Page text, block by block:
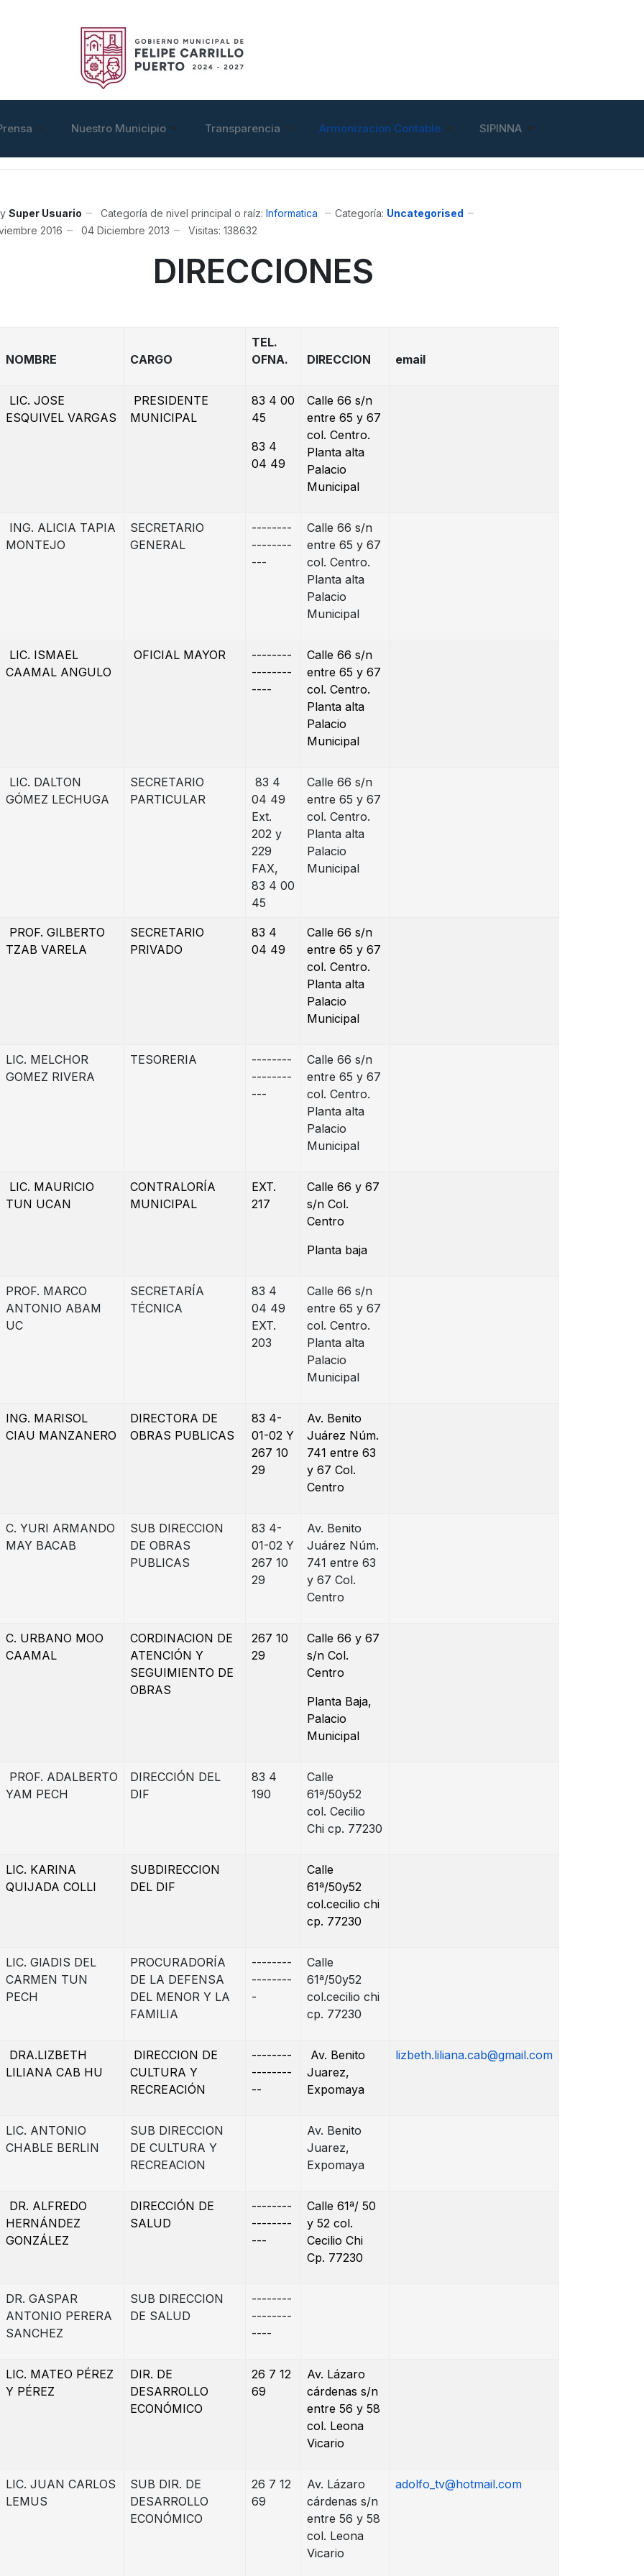
Nuestro Municipio Transparencia Armonizacion Contable SIPINNA
Super Usuario Categoría de nivel principal o raíz: Informatica Categoría: Uncategorised
2016
04 Diciembre 2013 Visitas: 138632
DIRECCIONES
NOMBRE CARGO
TEL.
OFNA.
DIRECCION email
LIC. JOSE
ESQUIVEL VARGAS
PRESIDENTE
MUNICIPAL
83 4 00
45
83 4
04 49
Calle 66 s/n
entre 65 y 67
col. Centro.
Planta alta
Palacio
Municipal
ING. ALICIA TAPIA
MONTEJO
SECRETARIO
GENERAL
--------
--------
---
Calle 66 s/n
entre 65 y 67
col. Centro.
Planta alta
Palacio
Municipal
LIC. ISMAEL
CAAMAL ANGULO
OFICIAL MAYOR
--------
--------
----
Calle 66 s/n
entre 65 y 67
col. Centro.
Planta alta
Palacio
Municipal
LIC. DALTON
GÓMEZ LECHUGA
SECRETARIO
PARTICULAR
83 4
04 49
Ext.
202 y
229
FAX,
83 4 00
45
Calle 66 s/n
entre 65 y 67
col. Centro.
Planta alta
Palacio
Municipal
PROF. GILBERTO
TZAB VARELA
SECRETARIO
PRIVADO
83 4
04 49
Calle 66 s/n
entre 65 y 67
col. Centro.
Planta alta
Palacio
Municipal
LIC. MELCHOR
GOMEZ RIVERA
TESORERIA
--------
--------
---
Calle 66 s/n
entre 65 y 67
col. Centro.
Planta alta
Palacio
Municipal
LIC. MAURICIO
TUN UCAN
CONTRALORÍA
MUNICIPAL
EXT.
217
Calle 66 y 67
s/n Col.
Centro
Planta baja
PROF. MARCO
ANTONIO ABAM
UC
SECRETARÍA
TÉCNICA
83 4
04 49
EXT.
203
Calle 66 s/n
entre 65 y 67
col. Centro.
Planta alta
Palacio
Municipal
ING. MARISOL
CIAU MANZANERO
DIRECTORA DE
OBRAS PUBLICAS
83 4-
01-02 Y
267 10
29
Av. Benito
Juárez Núm.
741 entre 63
y 67 Col.
Centro
C. YURI ARMANDO
MAY BACAB
SUB DIRECCION
DE OBRAS
PUBLICAS
83 4-
01-02 Y
267 10
29
Av. Benito
Juárez Núm.
741 entre 63
y 67 Col.
Centro
C. URBANO MOO
CAAMAL
CORDINACION DE
ATENCIÓN Y
SEGUIMIENTO DE
OBRAS
267 10
29
Calle 66 y 67
s/n Col.
Centro
Planta Baja,
Palacio
Municipal
PROF. ADALBERTO
YAM PECH
DIRECCIÓN DEL
DIF
83 4
190
Calle
61ª/50y52
col. Cecilio
Chi cp. 77230
LIC. KARINA
QUIJADA COLLI
SUBDIRECCION
DEL DIF
Calle
61ª/50y52
col.cecilio chi
cp. 77230
LIC. GlADIS DEL
CARMEN TUN
PECH
PROCURADORÍA
DE LA DEFENSA
DEL MENOR Y LA
FAMILIA
--------
--------
-
Calle
61ª/50y52
col.cecilio chi
cp. 77230
DRA.LIZBETH
LILIANA CAB HU
DIRECCION DE
CULTURA Y
RECREACIÓN
--------
--------
--
Av. Benito
Juarez,
Expomaya
lizbeth.liliana.cab@gmail.com
LIC. ANTONIO
CHABLE BERLIN
SUB DIRECCION
DE CULTURA Y
RECREACION
Av. Benito
Juarez,
Expomaya
DR. ALFREDO
HERNÁNDEZ
GONZÁLEZ
DIRECCIÓN DE
SALUD
--------
--------
---
Calle 61ª/ 50
y 52 col.
Cecilio Chi
Cp. 77230
DR. GASPAR
ANTONIO PERERA
SANCHEZ
SUB DIRECCION
DE SALUD
--------
--------
----
LIC. MATEO PÉREZ
Y PÉREZ
DIR. DE
DESARROLLO
ECONÓMICO
26 7 12
69
Av. Lázaro
cárdenas s/n
entre 56 y 58
col. Leona
Vicario
LIC. JUAN CARLOS
LEMUS
SUB DIR. DE
DESARROLLO
ECONÓMICO
26 7 12
69
Av. Lázaro
cárdenas s/n
entre 56 y 58
col. Leona
Vicario
adolfo_tv@hotmail.com